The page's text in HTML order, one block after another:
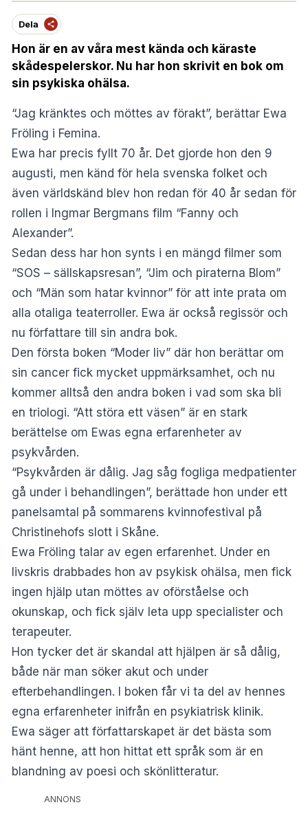
Dela
Hon är en av våra mest kända och käraste
skådespelerskor. Nu har hon skrivit en bok om
sin psykiska ohälsa.
“Jag kränktes och möttes av förakt”, berättar Ewa
Fröling i Femina.
Ewa har precis fyllt 70 år. Det gjorde hon den 9
augusti, men känd för hela svenska folket och
även världskänd blev hon redan för 40 år sedan för
rollen i Ingmar Bergmans film “Fanny och
Alexander”.
Sedan dess har hon synts i en mängd filmer som
“SOS – sällskapsresan”, “Jim och piraterna Blom”
och “Män som hatar kvinnor” för att inte prata om
alla otaliga teaterroller. Ewa är också regissör och
nu författare till sin andra bok.
Den första boken “Moder liv” där hon berättar om
sin cancer fick mycket uppmärksamhet, och nu
kommer alltså den andra boken i vad som ska bli
en triologi. “Att störa ett väsen” är en stark
berättelse om Ewas egna erfarenheter av
psykvården.
“Psykvården är dålig. Jag såg fogliga medpatienter
gå under i behandlingen”, berättade hon under ett
panelsamtal på sommarens kvinnofestival på
Christinehofs slott i Skåne.
Ewa Fröling talar av egen erfarenhet. Under en
livskris drabbades hon av psykisk ohälsa, men fick
ingen hjälp utan möttes av oförståelse och
okunskap, och fick själv leta upp specialister och
terapeuter.
Hon tycker det är skandal att hjälpen är så dålig,
både när man söker akut och under
efterbehandlingen. I boken får vi ta del av hennes
egna erfarenheter inifrån en psykiatrisk klinik.
Ewa säger att författarskapet är det bästa som
hänt henne, att hon hittat ett språk som är en
blandning av poesi och skönlitteratur.
ANNONS